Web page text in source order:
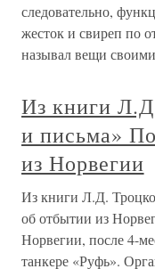
следовательно,
жесток и свиреп по
называл вещи своими
Из книги
и письма»
из Норвегии
Из книги Л.Д.
об отбытии из
Норвегии, после 4-
танкере «Руфь».